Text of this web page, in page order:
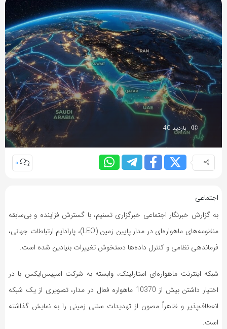
بازدید 40
0
اجتماعی
به گزارش خبرنگار اجتماعی خبرگزاری تسنیم، با گسترش فزاینده و بی‌سابقه
منظومه‌های ماهواره‌ای در مدار پایین زمین (LEO)، پارادایم ارتباطات جهانی،
فرماندهی نظامی و کنترل داده‌ها دستخوش تغییرات بنیادین شده است.
شبکه اینترنت ماهواره‌ای استارلینک، وابسته به شرکت اسپیس‌ایکس با در
اختیار داشتن بیش از 10370 ماهواره فعال در مدار، تصویری از یک شبکه
انعطاف‌پذیر و ظاهراً مصون از تهدیدات سنتی زمینی را به نمایش گذاشته
است.